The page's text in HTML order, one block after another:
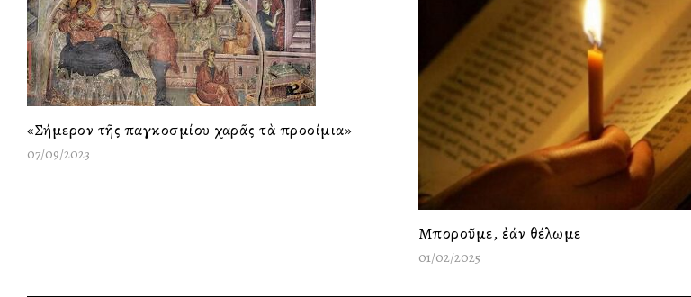
«Σήμερον τῆς παγκοσμίου χαρᾶς τὰ προοίμια»
07/09/2023
Μποροῦμε, ἐάν θέλωμε
01/02/2025